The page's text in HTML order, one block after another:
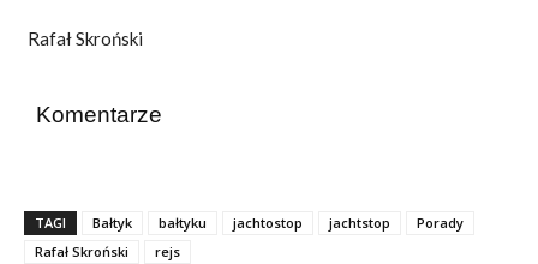
Rafał Skroński
Komentarze
TAGI Bałtyk bałtyku jachtostop jachtstop
Porady
Rafał Skroński
rejs